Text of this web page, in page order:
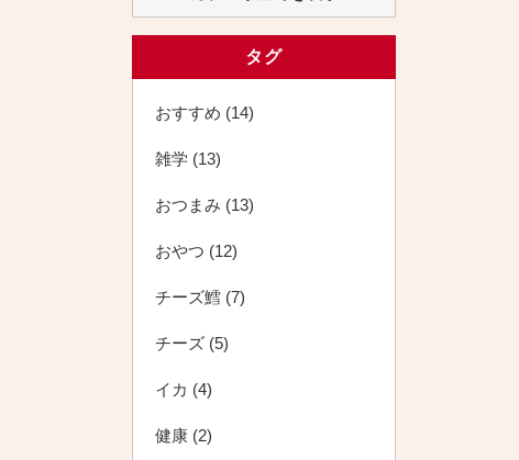
タグ
おすすめ (14)
雑学 (13)
おつまみ (13)
おやつ (12)
チーズ鱈 (7)
チーズ (5)
イカ (4)
健康 (2)